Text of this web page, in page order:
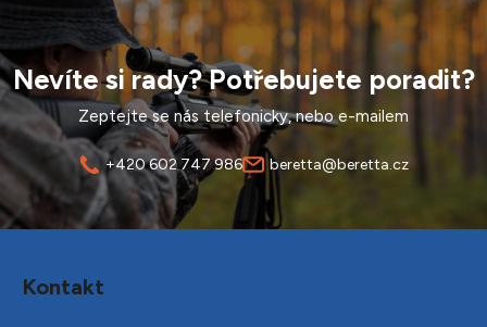
Nevíte si rady? Potřebujete poradit?
Zeptejte se nás telefonicky, nebo e-mailem
+420 602 747 986 beretta@beretta.cz
Kontakt